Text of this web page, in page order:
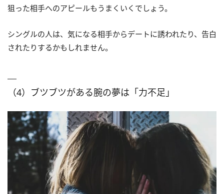
狙った相手へのアピールもうまくいくでしょう。
シングルの人は、気になる相手からデートに誘われたり、告白
されたりするかもしれません。
（4）ブツブツがある腕の夢は「力不足」